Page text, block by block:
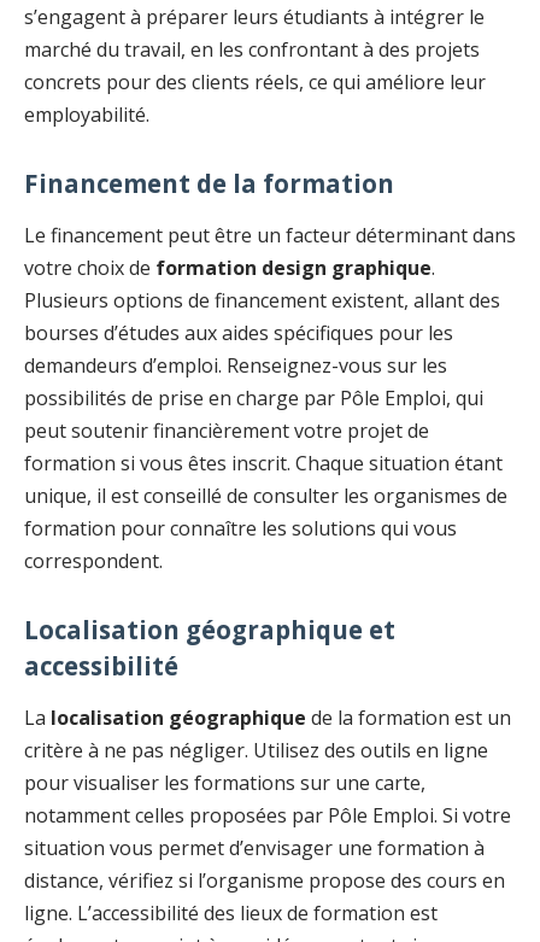
s’engagent à préparer leurs étudiants à intégrer le
marché du travail, en les confrontant à des projets
concrets pour des clients réels, ce qui améliore leur
employabilité.
Financement de la formation
Le financement peut être un facteur déterminant dans
votre choix de formation design graphique.
Plusieurs options de financement existent, allant des
bourses d’études aux aides spécifiques pour les
demandeurs d’emploi. Renseignez-vous sur les
possibilités de prise en charge par Pôle Emploi, qui
peut soutenir financièrement votre projet de
formation si vous êtes inscrit. Chaque situation étant
unique, il est conseillé de consulter les organismes de
formation pour connaître les solutions qui vous
correspondent.
Localisation géographique et
accessibilité
La localisation géographique de la formation est un
critère à ne pas négliger. Utilisez des outils en ligne
pour visualiser les formations sur une carte,
notamment celles proposées par Pôle Emploi. Si votre
situation vous permet d’envisager une formation à
distance, vérifiez si l’organisme propose des cours en
ligne. L’accessibilité des lieux de formation est